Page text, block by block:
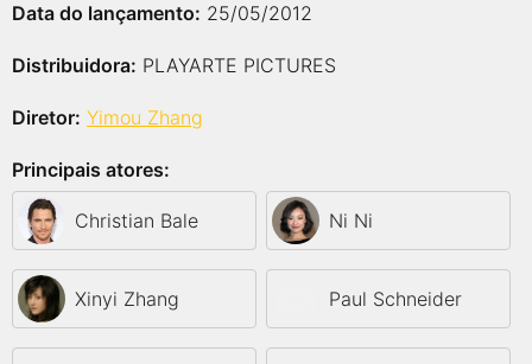
Data do lançamento: 25/05/2012
Distribuidora: PLAYARTE PICTURES
Diretor: Yimou Zhang
Principais atores:
Christian Bale Ni Ni
Xinyi Zhang Paul Schneider